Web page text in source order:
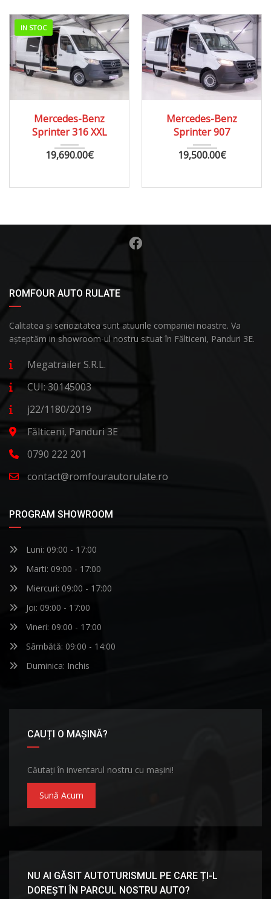
IN STOC
200000
Mercedes-Benz
Sprinter 316 XXL
19,690.00€
260000
Mercedes-Benz
Sprinter 907
19,500.00€
ROMFOUR AUTO RULATE
Calitatea și seriozitatea sunt atuurile companiei noastre. Va
așteptăm in showroom-ul nostru situat în Fălticeni, Panduri 3E.
Megatrailer S.R.L.
CUI: 30145003
j22/1180/2019
Fălticeni, Panduri 3E
0790 222 201
contact@romfourautorulate.ro
PROGRAM SHOWROOM
Luni: 09:00 - 17:00
Marti: 09:00 - 17:00
Miercuri: 09:00 - 17:00
Joi: 09:00 - 17:00
Vineri: 09:00 - 17:00
Sâmbătă: 09:00 - 14:00
Duminica: Inchis
CAUȚI O MAȘINĂ?
Căutați în inventarul nostru cu mașini!
Sună Acum
NU AI GĂSIT AUTOTURISMUL PE CARE ȚI-L
DOREȘTI ÎN PARCUL NOSTRU AUTO?